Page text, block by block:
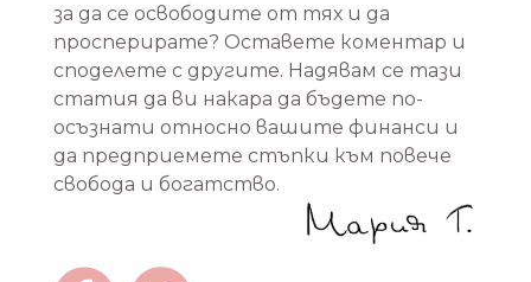
за да се освободите от тях и да
просперирате? Оставете коментар и
споделете с другите. Надявам се тази
статия да ви накара да бъдете по-
осъзнати относно вашите финанси и
да предприемете стъпки към повече
свобода и богатство.